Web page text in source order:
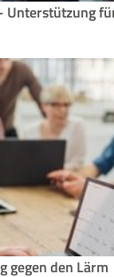
Unterstützung
gegen den Lärm